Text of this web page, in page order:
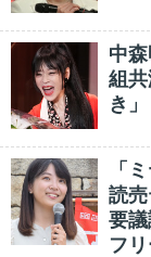
中
組
き」
「
読
要
フ